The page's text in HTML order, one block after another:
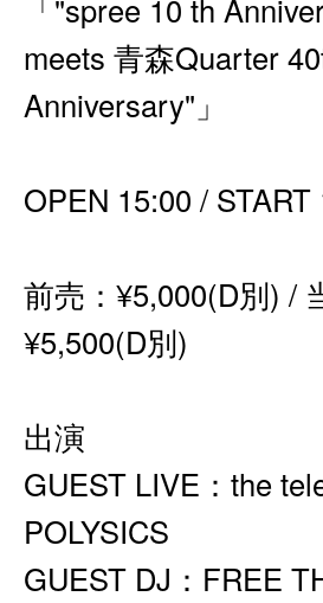
「"spree 10 th
meets 青森Quarter
Anniversary"」
OPEN 15:00 / START
前売：¥5,000(D別) /
¥5,500(D別)
出演
GUEST LIVE：the
POLYSICS
GUEST DJ：FREE